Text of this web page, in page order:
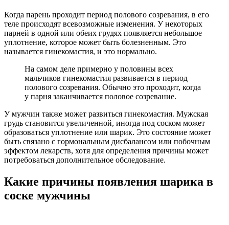
Когда парень проходит период полового созревания, в его
теле происходят всевозможные изменения. У некоторых
парней в одной или обеих грудях появляется небольшое
уплотнение, которое может быть болезненным. Это
называется гинекомастия, и это нормально.
На самом деле примерно у половины всех
мальчиков гинекомастия развивается в период
полового созревания. Обычно это проходит, когда
у парня заканчивается половое созревание.
У мужчин также может развиться гинекомастия. Мужская
грудь становится увеличенной, иногда под соском может
образоваться уплотнение или шарик. Это состояние может
быть связано с гормональным дисбалансом или побочным
эффектом лекарств, хотя для определения причины может
потребоваться дополнительное обследование.
Какие причины появления шарика в
соске мужчины